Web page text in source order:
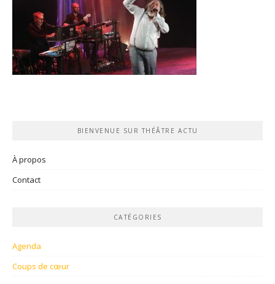
BIENVENUE SUR THÉÂTRE ACTU
À propos
Contact
CATÉGORIES
Agenda
Coups de cœur